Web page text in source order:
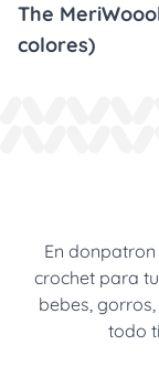
The
colores)
En
crochet para
bebes,
todo